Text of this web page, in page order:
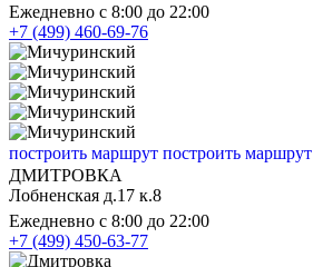
Ежедневно с 8:00 до 22:00
+7 (499) 460-69-76
построить маршрут построить маршрут
ДМИТРОВКА
Лобненская д.17 к.8
Ежедневно с 8:00 до 22:00
+7 (499) 450-63-77